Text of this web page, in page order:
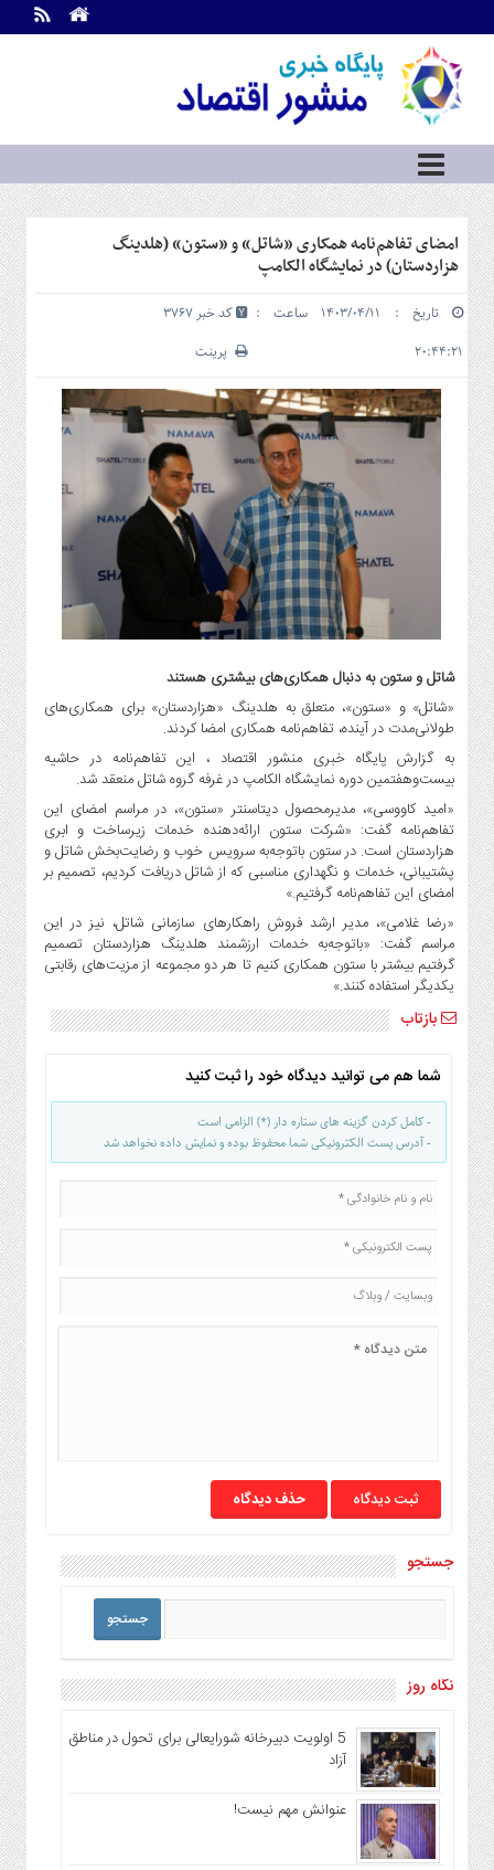
اطلاعات
تماس
ما
درباره
ما
سرویس
ها
خانه
سرمایه
و
بورس
مسکن
و
شهری
گاز
و
پتروشیمی
و
خودرو
استارت
آپ
و
فن
آوری
،
بیمه
و
ارز
دیجیتال
کشاورزی
و
صنایع
غذایی
و
بین
الملل
روز
امضای تفاهم‌نامه همکاری «شاتل» و «ستون» (هلدینگ
هزاردستان) در نمایشگاه الکامپ
تاریخ : ۱۴۰۳/۰۴/۱۱ ساعت :
۲۰:۴۴:۲۱
کد خبر 3767
پرینت
شاتل و ستون به دنبال همکاری‌های بیشتری هستند
«شاتل»‌ و «ستون»، متعلق به هلدینگ «هزاردستان» برای همکاری‌های
طولانی‌مدت در آینده، تفاهم‌نامه همکاری امضا کردند.
به گزارش پایگاه خبری منشور اقتصاد ، این تفاهم‌نامه در حاشیه
بیست‌وهفتمین دوره نمایشگاه الکامپ در غرفه گروه شاتل منعقد شد.
«امید کاووسی»، مدیرمحصول دیتاسنتر «ستون»، در مراسم امضای این
تفاهم‌نامه گفت: «شرکت ستون ارائه‌دهنده خدمات زیرساخت و ابری
هزاردستان است. در ستون باتوجه‌به سرویس خوب و رضایت‌بخش شاتل و
پشتیبانی، خدمات و نگهداری مناسبی که از شاتل دریافت کردیم، تصمیم بر
امضای این تفاهم‌نامه گرفتیم.»
«رضا غلامی»، مدیر ارشد فروش راهکارهای سازمانی شاتل، نیز در این
مراسم گفت: «باتوجه‌به خدمات ارزشمند هلدینگ هزاردستان تصمیم
گرفتیم بیشتر با ستون همکاری کنیم تا هر دو مجموعه از مزیت‌های رقابتی
یکدیگر استفاده کنند.»
بازتاب
شما هم می توانید دیدگاه خود را ثبت کنید
- کامل کردن گزینه های ستاره دار (*) الزامی است
- آدرس پست الکترونیکی شما محفوظ بوده و نمایش داده نخواهد شد
حذف دیدگاه
جستجو
نگاه روز
5 اولویت دبیرخانه شورایعالی برای تحول در مناطق
آزاد
عنوانش مهم نیست!